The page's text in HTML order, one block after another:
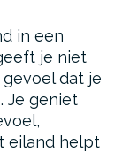
in een
je niet
dat je
Je geniet
eiland helpt